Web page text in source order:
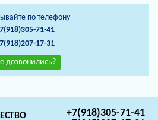
по телефону
71-41
17-31
дозвонились?
+7(918)305-71-41